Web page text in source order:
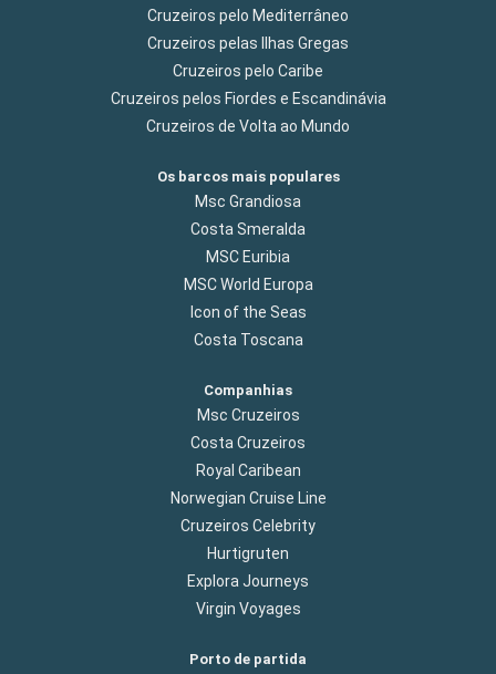
Cruzeiros pelo Mediterrâneo
Cruzeiros pelas Ilhas Gregas
Cruzeiros pelo Caribe
Cruzeiros pelos Fiordes e Escandinávia
Cruzeiros de Volta ao Mundo
Os barcos mais populares
Msc Grandiosa
Costa Smeralda
MSC Euribia
MSC World Europa
Icon of the Seas
Costa Toscana
Companhias
Msc Cruzeiros
Costa Cruzeiros
Royal Caribean
Norwegian Cruise Line
Cruzeiros Celebrity
Hurtigruten
Explora Journeys
Virgin Voyages
Porto de partida